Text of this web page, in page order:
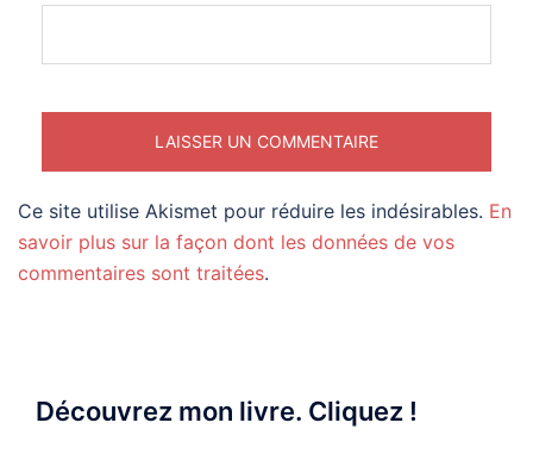
Ce site utilise Akismet pour réduire les indésirables. En
savoir plus sur la façon dont les données de vos
commentaires sont traitées.
Découvrez mon livre. Cliquez !